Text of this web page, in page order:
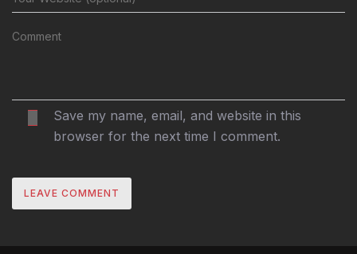
Save my name, email, and website in this
browser for the next time I comment.